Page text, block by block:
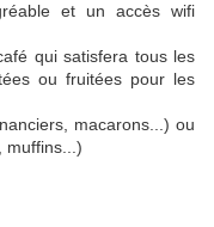
et un accès wifi
qui satisfera tous les
ou fruitées pour les
macarons...) ou
muffins...)